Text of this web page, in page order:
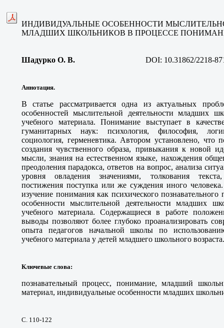
ИНДИВИДУАЛЬНЫЕ ОСОБЕННОСТИ
МЛАДШИХ ШКОЛЬНИКОВ В ПРОЦЕССЕ
Шадурко О. В. DOI: 10.31862/2218-
Аннотация.
В статье рассматривается одна из актуальных
особенностей мыслительной деятельности младших
учебного материала. Понимание выступает в
гуманитарных наук: психология, философия,
социология, герменевтика. Автором установлено, что
создания чувственного образа, привыкания к новой
мысли, знания на естественном языке, нахождения
преодоления парадокса, ответов на вопрос, анализа
уровня овладения значениями, толкования
постижения поступка или же суждения иного
изучение понимания как психического познавательного
особенности мыслительной деятельности младших
учебного материала. Содержащиеся в работе
выводы позволяют более глубоко проанализировать
опыта педагогов начальной школы по
учебного материала у детей младшего школьного возраста.
Ключевые слова:
познавательный процесс, понимание, младший
материал, индивидуальные особенности младших
С. 110-122